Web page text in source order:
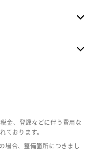
金、登録などに伴う費用な
ております。
場合、整備箇所につきまし